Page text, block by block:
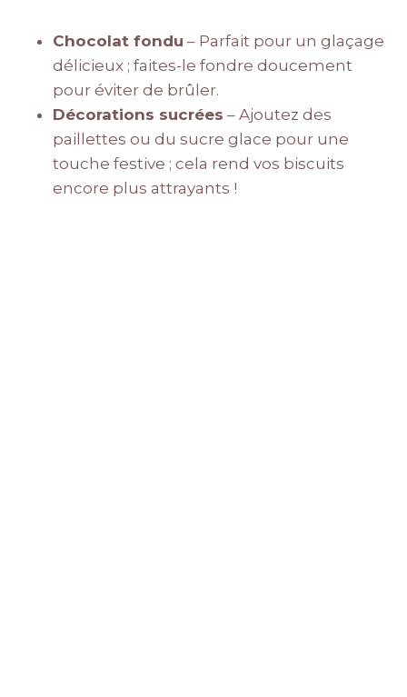
Chocolat fondu – Parfait pour un glaçage
délicieux ; faites-le fondre doucement
pour éviter de brûler.
Décorations sucrées – Ajoutez des
paillettes ou du sucre glace pour une
touche festive ; cela rend vos biscuits
encore plus attrayants !